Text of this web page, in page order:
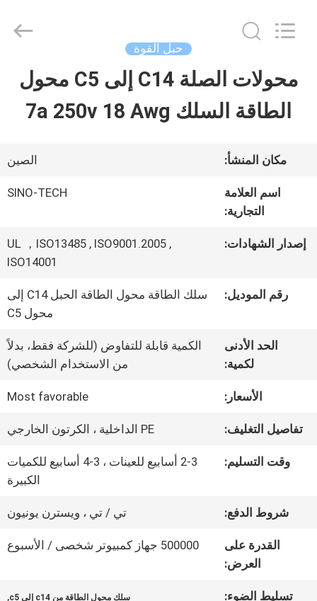
المنزل
فيديوهات
حولنا
جولة
المصنع
مراقبة
الجودة
Reserved.
حبل القوة
محولات الصلة C14 إلى C5 محول
الطاقة السلك 7a 250v 18 Awg
مكان المنشأ: الصين
اسم العلامة
التجارية:
SINO-TECH
إصدار الشهادات:
UL ，ISO13485 , ISO9001.2005 ,
ISO14001
رقم الموديل:
سلك الطاقة محول الطاقة الحبل C14 إلى
محول C5
الحد الأدنى
لكمية:
الكمية قابلة للتفاوض (للشركة فقط، بدلاً
من الاستخدام الشخصي)
الأسعار: Most favorable
تفاصيل التغليف: PE الداخلية ، الكرتون الخارجي
وقت التسليم:
2-3 أسابيع للعينات ، 3-4 أسابيع للكميات
الكبيرة
شروط الدفع: تي / تي ، ويسترن يونيون
القدرة على
العرض:
500000 جهاز كمبيوتر شخصى / الأسبوع
تسليط الضوء: سلك محول الطاقة من c14 إلى c5 ,